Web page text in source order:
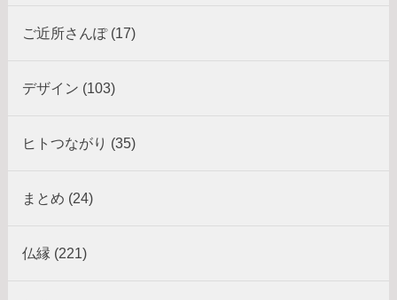
ご近所さんぽ (17)
デザイン (103)
ヒトつながり (35)
まとめ (24)
仏縁 (221)